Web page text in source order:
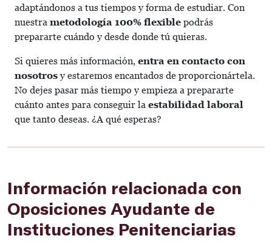
adaptándonos a tus tiempos y forma de estudiar. Con
nuestra metodología 100% flexible podrás
prepararte cuándo y desde donde tú quieras.
Si quieres más información, entra en contacto con
nosotrosy estaremos encantados de proporcionártela.
No dejes pasar más tiempo y empieza a prepararte
cuánto antes para conseguir la estabilidad laboral
que tanto deseas. ¿A qué esperas?
Información relacionada con
Oposiciones Ayudante de
Instituciones Penitenciarias